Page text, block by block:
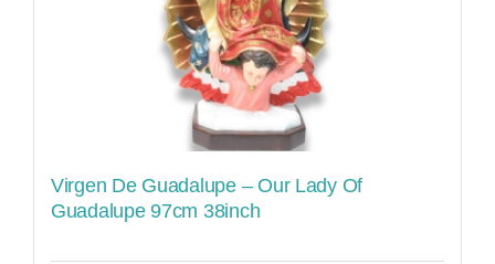
Virgen De Guadalupe – Our Lady Of
Guadalupe 97cm 38inch